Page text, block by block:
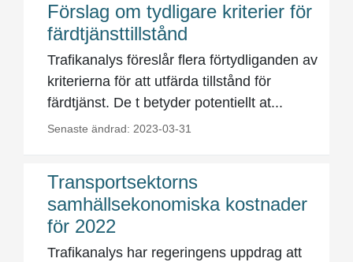
Förslag om tydligare kriterier för
färdtjänsttillstånd
Trafikanalys föreslår flera förtydliganden av
kriterierna för att utfärda tillstånd för
färdtjänst. De t betyder potentiellt at...
Senaste ändrad: 2023-03-31
Transportsektorns
samhällsekonomiska kostnader
för 2022
Trafikanalys har regeringens uppdrag att